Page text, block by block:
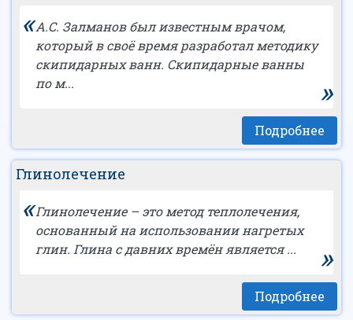
«А.С. Залманов был известным врачом,
который в своё время разработал методику
скипидарных ванн. Скипидарные ванны
по м...
»
Подробнее
Глинолечение
«Глинолечение – это метод теплолечения,
основанный на использовании нагретых
глин. Глина с давних времён является ...
»
Подробнее